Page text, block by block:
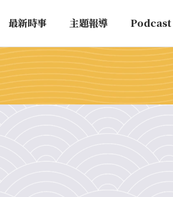
最新時事 主題報導 Podcast